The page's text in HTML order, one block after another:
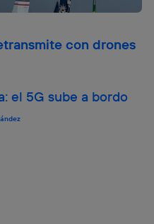
con drones
el 5G sube a bordo